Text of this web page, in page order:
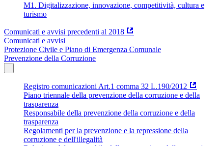
M1. Digitalizzazione, innovazione, competitività, cultura e
turismo
Comunicati e avvisi precedenti al 2018
Comunicati e avvisi
Protezione Civile e Piano di Emergenza Comunale
Prevenzione della Corruzione
Registro comunicazioni Art.1 comma 32 L.190/2012
Piano triennale della prevenzione della corruzione e della
trasparenza
Responsabile della prevenzione della corruzione e della
trasparenza
Regolamenti per la prevenzione e la repressione della
corruzione e dell'illegalità